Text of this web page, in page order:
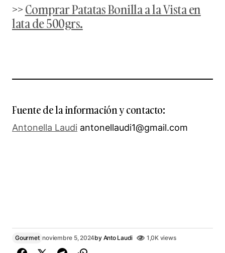
>>Comprar Patatas Bonilla a la Vista en
lata de 500grs.
Fuente de la información y contacto:
Antonella Laudi antonellaudi1@gmail.com
Gourmet noviembre 5, 2024by Anto Laudi 1,0K views